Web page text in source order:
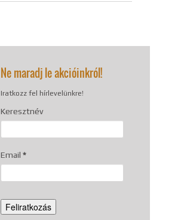
Ne maradj le akcióinkról!
Iratkozz fel hírlevelünkre!
Keresztnév
Email *